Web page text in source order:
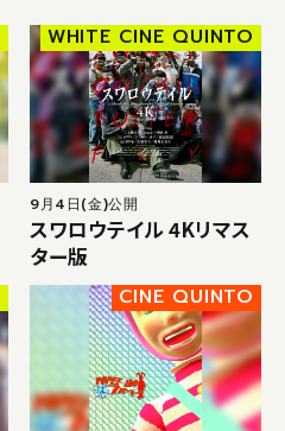
WHITE CINE QUINTO
9月4日(金)公開
スワロウテイル 4Kリマス
ター版
CINE QUINTO